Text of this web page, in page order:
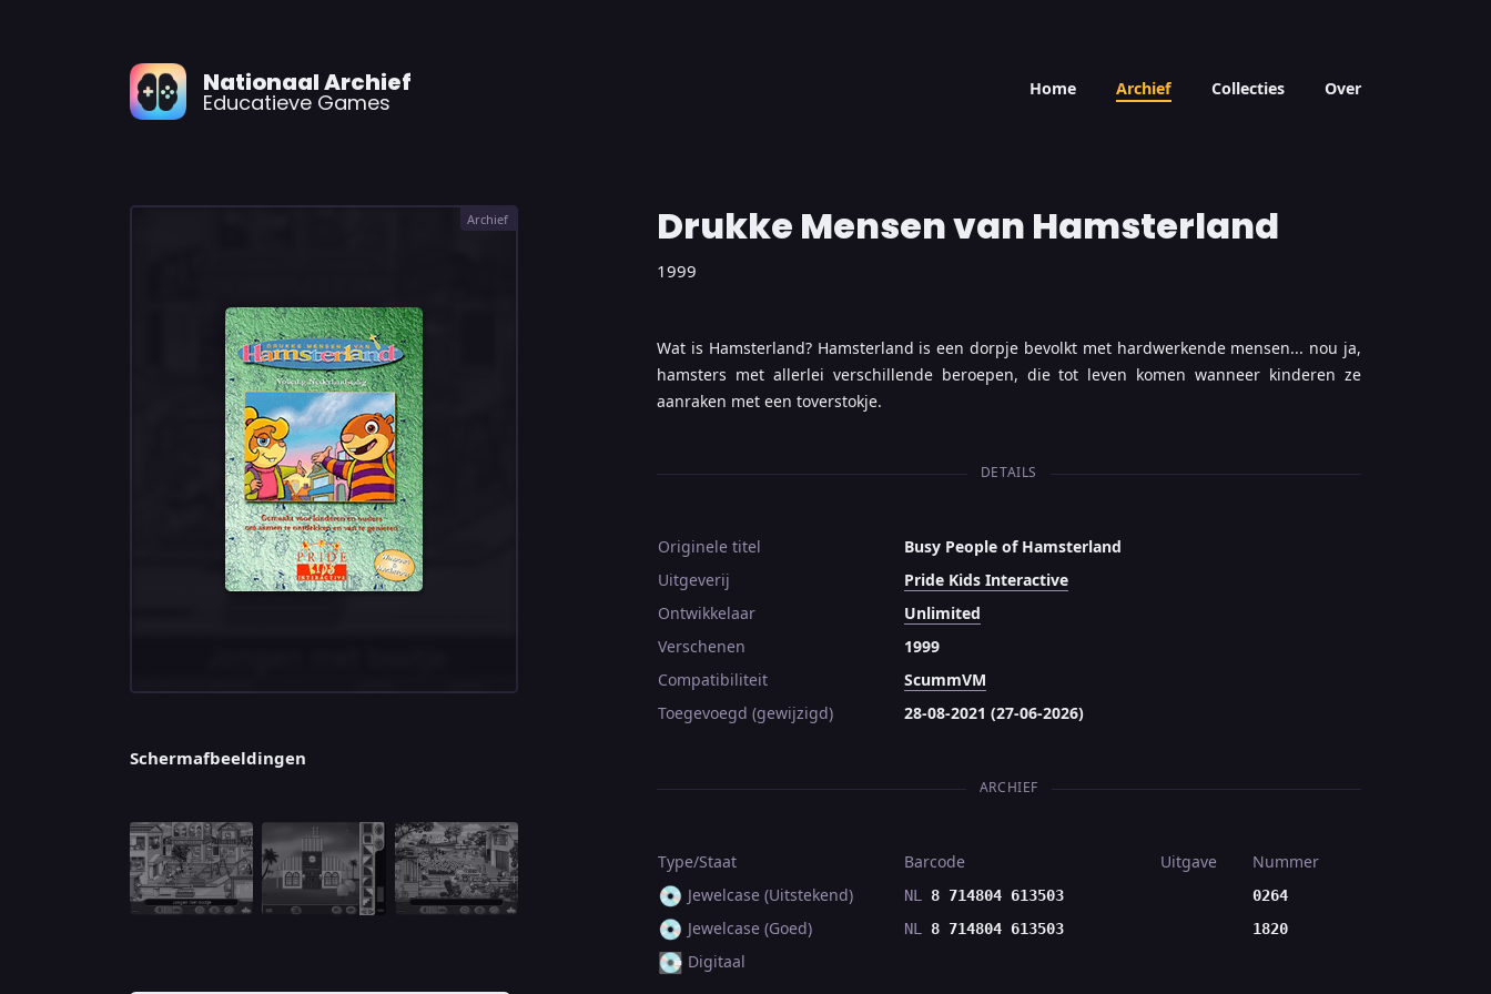
Nationaal Archief
Educatieve Games
Home Archief Collecties Over
Archief
Schermafbeeldingen
Drukke Mensen van Hamsterland
1999
Wat is Hamsterland? Hamsterland is een dorpje bevolkt met hardwerkende mensen... nou ja,
hamsters met allerlei verschillende beroepen, die tot leven komen wanneer kinderen ze
aanraken met een toverstokje.
DETAILS
Originele titel
Busy People of Hamsterland
Uitgeverij
Pride Kids Interactive
Ontwikkelaar
Unlimited
Verschenen
1999
Compatibiliteit
ScummVM
Toegevoegd (gewijzigd)
28-08-2021 (27-06-2026)
ARCHIEF
Type/Staat Barcode Uitgave Nummer
💿 Jewelcase (Uitstekend) NL 8 714804 613503 0264
💿 Jewelcase (Goed) NL 8 714804 613503 1820
💽 Digitaal